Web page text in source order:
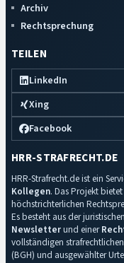
Archiv
Rechtsprechung
TEILEN
LinkedIn
Xing
Facebook
HRR-STRAFRECHT.DE
HRR-Strafrecht.de ist ein
Kollegen. Das Projekt
höchstrichterlichen
Es besteht aus der
Newsletterund einer
vollständigen
(BGH) und ausgewählter